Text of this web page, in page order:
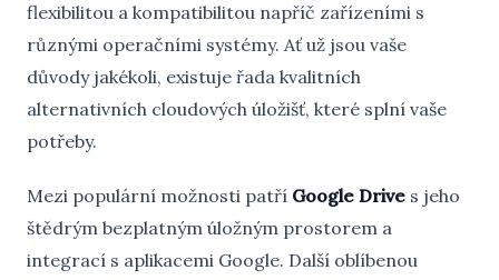
flexibilitou a kompatibilitou napříč zařízeními s
různými operačními systémy. Ať už jsou vaše
důvody jakékoli, existuje řada kvalitních
alternativních cloudových úložišť, které splní vaše
potřeby.
Mezi populární možnosti patří Google Drive s jeho
štědrým bezplatným úložným prostorem a
integrací s aplikacemi Google. Další oblíbenou